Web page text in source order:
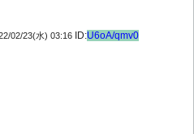
02/23(水) 03:16 ID:U6oA/qmv0